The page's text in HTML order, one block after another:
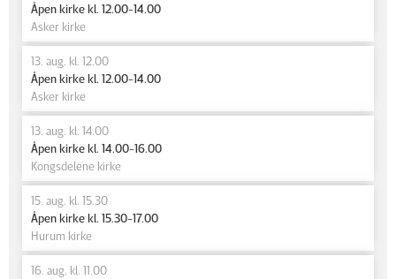
Åpen kirke kl. 12.00-14.00
Asker kirke
13. aug. kl. 12.00
Åpen kirke kl. 12.00-14.00
Asker kirke
13. aug. kl. 14.00
Åpen kirke kl. 14.00-16.00
Kongsdelene kirke
15. aug. kl. 15.30
Åpen kirke kl. 15.30-17.00
Hurum kirke
16. aug. kl. 11.00